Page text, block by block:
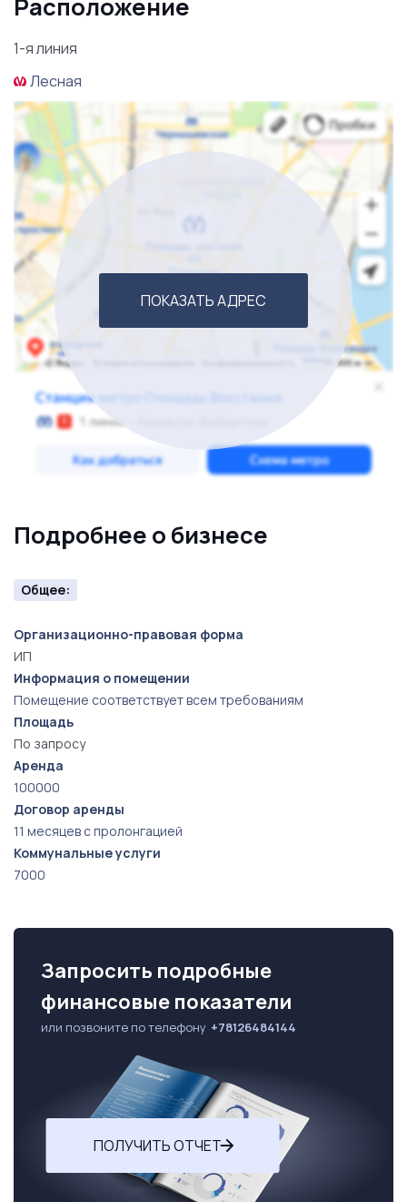
Расположение
1-я линия
Лесная
ПОКАЗАТЬ АДРЕС
Подробнее о бизнесе
Общее:
Организационно-правовая форма
ИП
Информация о помещении
Помещение соответствует всем требованиям
Площадь
По запросу
Аренда
100000
Договор аренды
11 месяцев с пролонгацией
Коммунальные услуги
7000
Запросить подробные
финансовые показатели
или позвоните по телефону +78126484144
ПОЛУЧИТЬ ОТЧЕТ